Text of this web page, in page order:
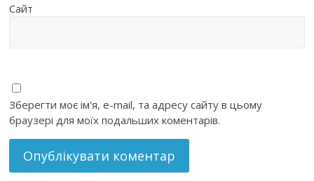
Сайт
Зберегти моє ім'я, e-mail, та адресу сайту в цьому
браузері для моїх подальших коментарів.